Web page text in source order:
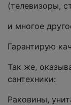
(телевизоры,
и многое
Гарантирую
Так же,
сантехники:
Раковины,